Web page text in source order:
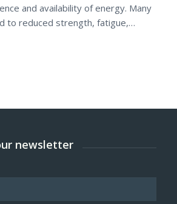
and availability of energy. Many
to reduced strength, fatigue,…
newsletter